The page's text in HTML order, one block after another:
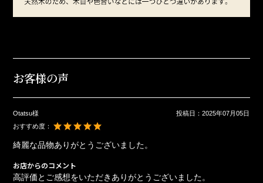
お客様の声
Otatsu様 投稿日：2025年07月05日
おすすめ度：
綺麗な品物ありがとうございました。
お店からのコメント
高評価とご感想をいただきありがとうございました。